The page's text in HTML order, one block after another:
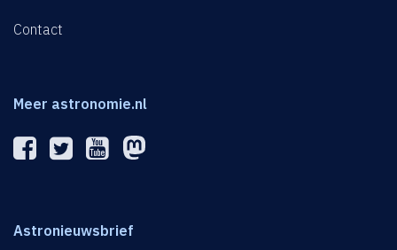
Contact
Meer astronomie.nl
Astronieuwsbrief